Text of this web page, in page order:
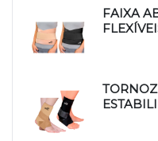
FAIXA